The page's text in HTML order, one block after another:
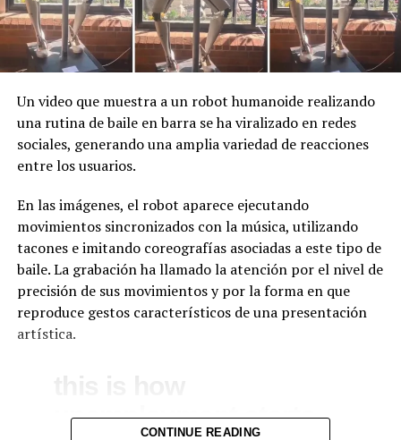
Un video que muestra a un robot humanoide realizando
una rutina de baile en barra se ha viralizado en redes
sociales, generando una amplia variedad de reacciones
entre los usuarios.
En las imágenes, el robot aparece ejecutando
movimientos sincronizados con la música, utilizando
tacones e imitando coreografías asociadas a este tipo de
baile. La grabación ha llamado la atención por el nivel de
precisión de sus movimientos y por la forma en que
reproduce gestos característicos de una presentación
artística.
unemployment starts
CONTINUE READING